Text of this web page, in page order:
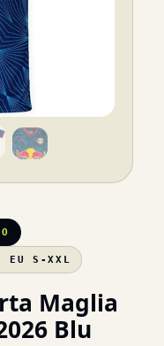
EU S-XXL
Maglia
Blu